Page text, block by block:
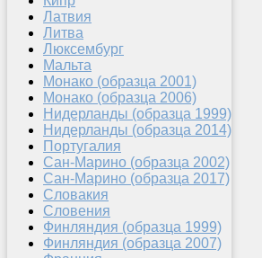
Латвия
Литва
Люксембург
Мальта
Монако (образца 2001)
Монако (образца 2006)
Нидерланды (образца 1999)
Нидерланды (образца 2014)
Португалия
Сан-Марино (образца 2002)
Сан-Марино (образца 2017)
Словакия
Словения
Финляндия (образца 1999)
Финляндия (образца 2007)